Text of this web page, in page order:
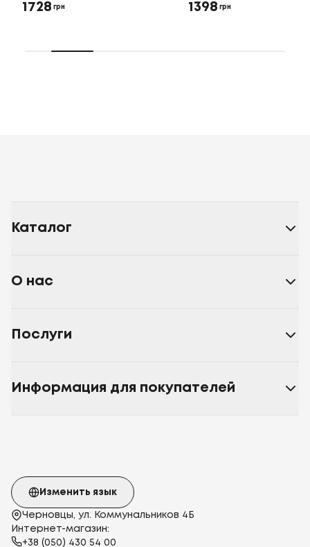
1728 грн 1398 грн
Каталог
О нас
Послуги
Информация для покупателей
Черновцы, ул. Коммунальников 4Б
Интернет-магазин:
+38 (050) 430 54 00
Изменить язык